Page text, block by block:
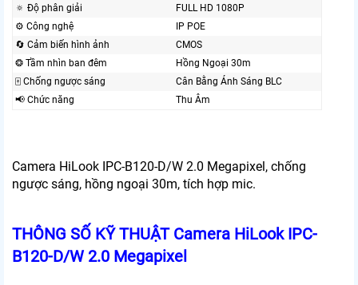
🔅 Độ phân giải
FULL HD 1080P
⚙ Công nghệ
IP POE
🔄 Cảm biến hình ảnh
CMOS
❂ Tầm nhìn ban đêm
Hồng Ngoại 30m
🀄 Chống ngược sáng
Cân Bằng Ánh Sáng BLC
📢 Chức năng
Thu Âm
Camera HiLook IPC-B120-D/W 2.0 Megapixel, chống
ngược sáng, hồng ngoại 30m, tích hợp mic.
THÔNG SỐ KỸ THUẬT Camera HiLook IPC-
B120-D/W 2.0 Megapixel